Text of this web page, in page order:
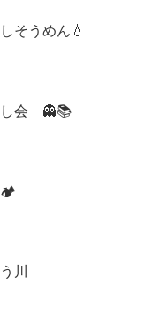
そうめん💧
し会 👻📚️
🏕️
川